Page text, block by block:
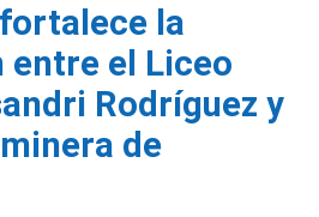
la
el Liceo
Rodríguez y
de